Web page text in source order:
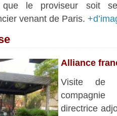
que le proviseur soit
venant de Paris.
Alliance
Visite de
directrice